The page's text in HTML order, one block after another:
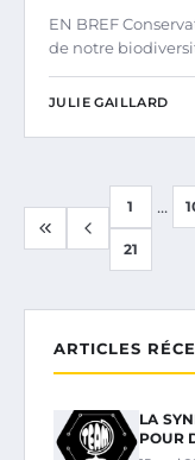
EN BREF
de notre
JULIE GAILLARD
1 ...
21
ARTICLES
LA
POUR